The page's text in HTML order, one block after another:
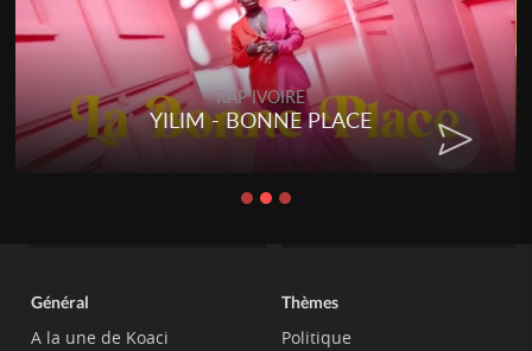
RAP IVOIRE
YILIM - BONNE PLACE
Général
A la une de Koaci
Thèmes
Politique